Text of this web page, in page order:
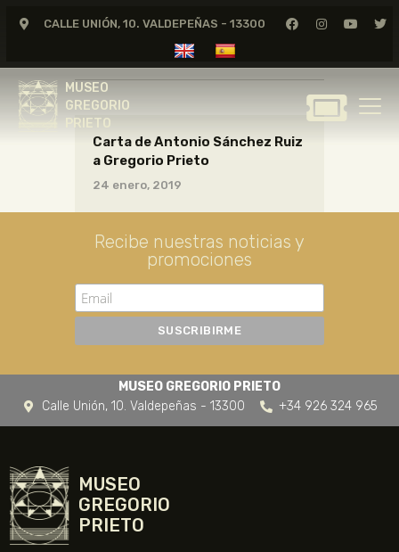
CALLE UNIÓN, 10. VALDEPEÑAS - 13300
MUSEO
GREGORIO
PRIETO
MUSEO
GREGORIO
GREGORIO PRIETO
MUSEO
CERTAMEN DE DIBUJO
FUNDACIÓN
TIENDA
NOTICIAS
Carta de Antonio Sánchez Ruiz
a Gregorio Prieto
24 enero, 2019
Recibe nuestras noticias y
promociones
MUSEO GREGORIO PRIETO
Calle Unión, 10. Valdepeñas - 13300
+34 926 324 965
MUSEO
GREGORIO
PRIETO